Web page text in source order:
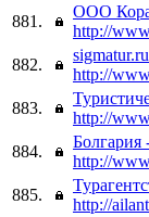
881.
ООО
http://
882.
http://
883.
http://
884.
Болгария
http://
885.
http://